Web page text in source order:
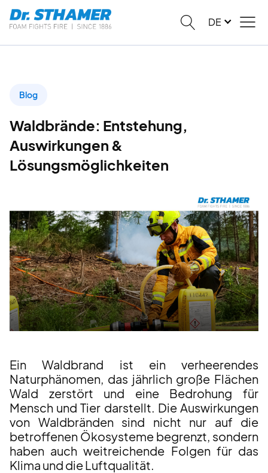
DE
Blog
Waldbrände: Entstehung,
Auswirkungen &
Lösungsmöglichkeiten
Ein Waldbrand ist ein verheerendes
Naturphänomen, das jährlich große Flächen
Wald zerstört und eine Bedrohung für
Mensch und Tier darstellt. Die Auswirkungen
von Waldbränden sind nicht nur auf die
betroffenen Ökosysteme begrenzt, sondern
haben auch weitreichende Folgen für das
Klima und die Luftqualität.